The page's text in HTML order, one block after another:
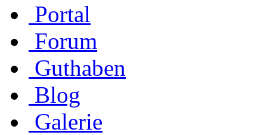
Portal
Forum
Guthaben
Blog
Galerie